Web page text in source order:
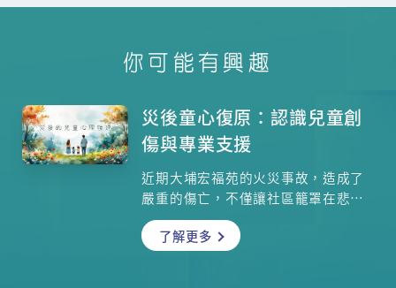
你可能有興趣
災後童心復原：認識兒童創
傷與專業支援
近期大埔宏福苑的火災事故，造成了
嚴重的傷亡，不僅讓社區籠罩在悲傷
之中，也對居民——特別是心智仍在發
展中的兒童——帶來深遠的情緒衝擊。
了解更多